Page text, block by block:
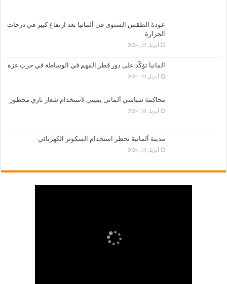
عودة الطقس الشتوي في ألمانيا بعد ارتفاع كبير في درجات
الحرارة
أبريل 19, 2024
المانيا تؤكّد على دور قطر المهم في الوساطة في حرب غزة
أبريل 19, 2024
محاكمة سياسي ألماني يميني لاستخدام شعار نازي محظور
أبريل 18, 2024
مدينة ألمانية تحظر استخدام السكوتر الكهربائي
أبريل 18, 2024